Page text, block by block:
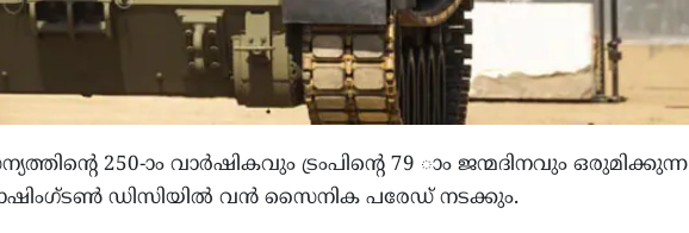
250-ാം വാർഷികവും ട്രംപിൻ്റെ 79 ാം ജന്മദിനവും ഒരുമിക്കുന്ന
ഡിസിയിൽ വൻ സൈനിക പരേഡ് നടക്കും.